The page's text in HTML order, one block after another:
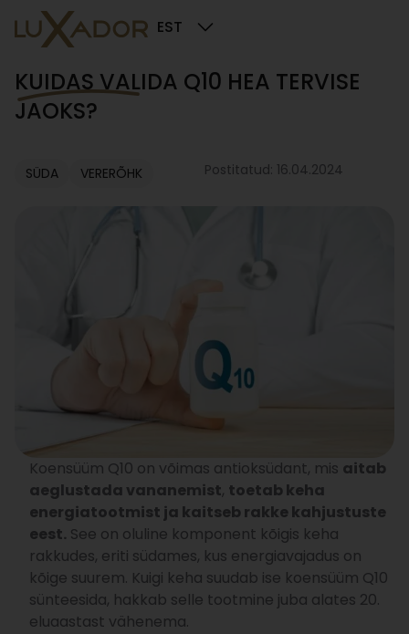
EST
KUIDAS VALIDA Q10 HEA TERVISE
JAOKS?
SÜDA VERERÕHK Postitatud: 16.04.2024
Koensüüm Q10 on võimas antioksüdant, mis aitab
aeglustada vananemist, toetab keha
energiatootmist ja kaitseb rakke kahjustuste
eest. See on oluline komponent kõigis keha
rakkudes, eriti südames, kus energiavajadus on
kõige suurem. Kuigi keha suudab ise koensüüm Q10
sünteesida, hakkab selle tootmine juba alates 20.
eluaastast vähenema.